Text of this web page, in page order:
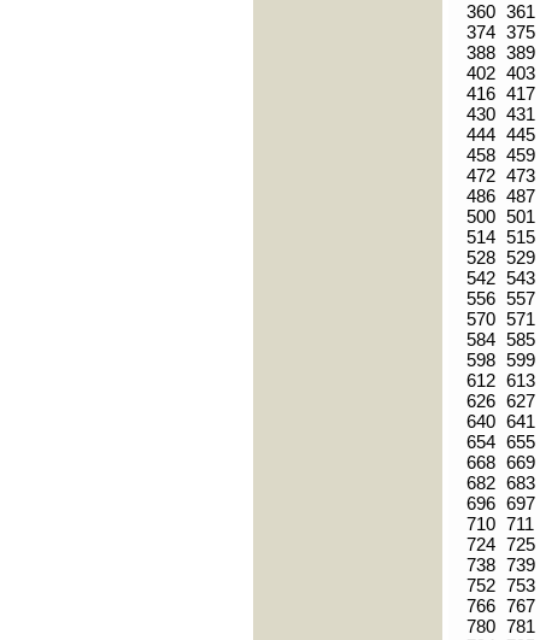
360 361
374 375
388 389
402 403
416 417
430 431
444 445
458 459
472 473
486 487
500 501
514 515
528 529
542 543
556 557
570 571
584 585
598 599
612 613
626 627
640 641
654 655
668 669
682 683
696 697
710 711
724 725
738 739
752 753
766 767
780 781